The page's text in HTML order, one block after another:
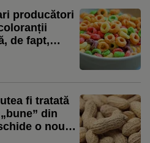
producători
de fapt,
fi tratată
din
o nouă